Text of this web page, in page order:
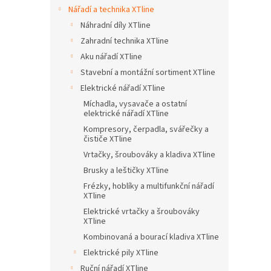
Nářadí a technika XTline
Náhradní díly XTline
Zahradní technika XTline
Aku nářadí XTline
Stavební a montážní sortiment XTline
Elektrické nářadí XTline
Míchadla, vysavače a ostatní
elektrické nářadí XTline
Kompresory, čerpadla, svářečky a
čističe XTline
Vrtačky, šroubováky a kladiva XTline
Brusky a leštičky XTline
Frézky, hoblíky a multifunkční nářadí
XTline
Elektrické vrtačky a šroubováky
XTline
Kombinovaná a bourací kladiva XTline
Elektrické pily XTline
Ruční nářadí XTline